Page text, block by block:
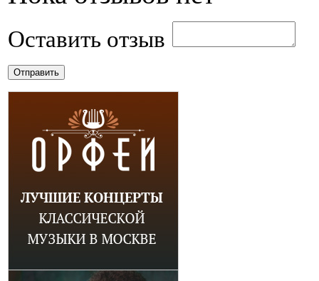
Оставить отзыв